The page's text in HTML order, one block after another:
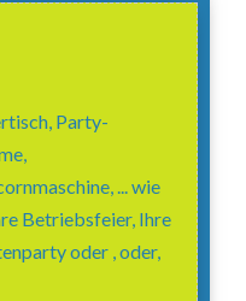
Party-
... wie
Betriebsfeier, Ihre
oder , oder,